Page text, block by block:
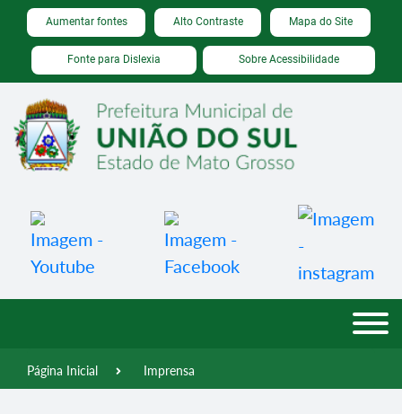
Seção de atalhos e links de acessibilidade
Ir para o conteúdo [alt+1]
Ir para o menu [alt+2]
Ir para a busca [alt+3]
Ir para o rodapé [alt+4]
Aumentar fontes Alto Contraste Mapa do Site
Fonte para Dislexia Sobre Acessibilidade
Página Inicial Imprensa